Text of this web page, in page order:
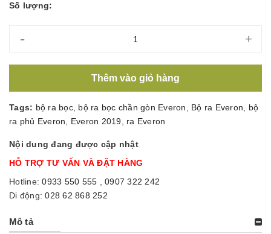
Số lượng:
- +
Thêm vào giỏ hàng
Tags: bộ ra bọc, bộ ra bọc chần gòn Everon Bộ ra Everon
bộ
ra phủ Everon
Everon 2019 ra Everon
Nội dung đang được cập nhật
HỖ TRỢ TƯ VẤN VÀ ĐẶT HÀNG
Hotline:0933 550 555
0907 322 242
Di động:028 62 868 252
Mô tả